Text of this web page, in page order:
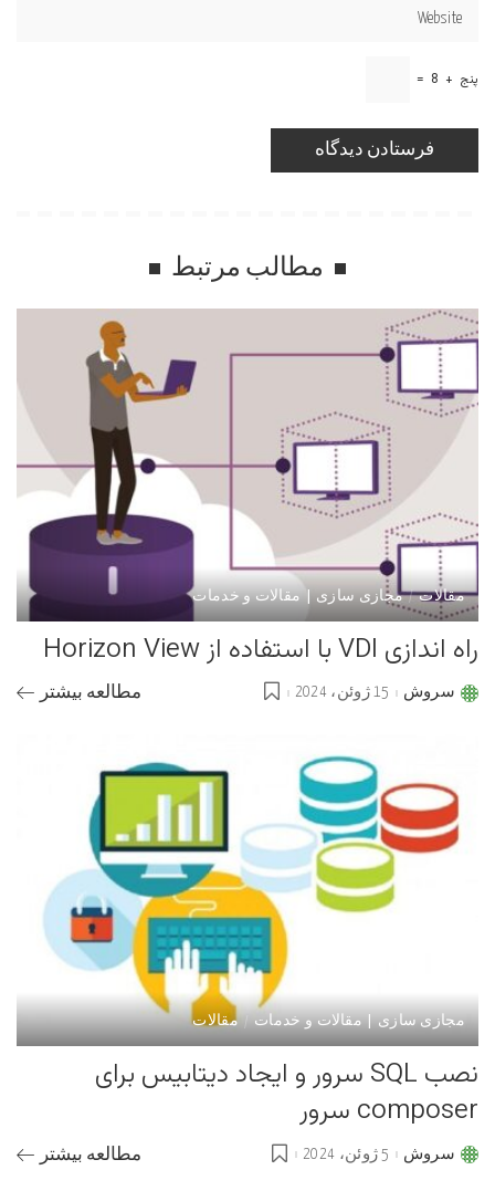
پنج +
8
=
مطالب مرتبط
مقالات مجازی سازی | مقالات و خدمات
راه اندازی VDI با استفاده از Horizon View
Postedسروش 15 ژوئن، 2024 مطالعه بیشتر
مجازی سازی | مقالات و خدمات مقالات
نصب SQL سرور و ایجاد دیتابیس برای
composer سرور
Postedسروش 5 ژوئن، 2024 مطالعه بیشتر